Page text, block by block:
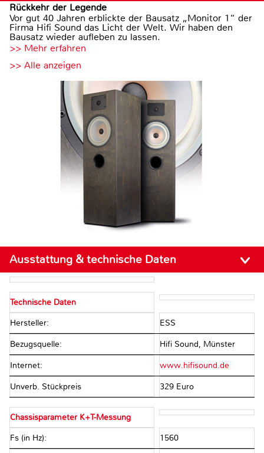
Rückkehr der Legende
Vor gut 40 Jahren erblickte der Bausatz „Monitor 1“ der
Firma Hifi Sound das Licht der Welt. Wir haben den
Bausatz wieder aufleben zu lassen.
>> Mehr erfahren
>> Alle anzeigen
Ausstattung & technische Daten
Technische Daten
Hersteller: ESS
Bezugsquelle: Hifi Sound, Münster
Internet: www.hifisound.de
Unverb. Stückpreis 329 Euro
Chassisparameter K+T-Messung
Fs (in Hz): 1560